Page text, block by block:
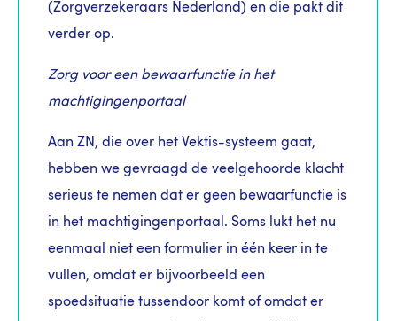
(Zorgverzekeraars Nederland) en die pakt dit
verder op.
Zorg voor een bewaarfunctie in het
machtigingenportaal
Aan ZN, die over het Vektis-systeem gaat,
hebben we gevraagd de veelgehoorde klacht
serieus te nemen dat er geen bewaarfunctie is
in het machtigingenportaal. Soms lukt het nu
eenmaal niet een formulier in één keer in te
vullen, omdat er bijvoorbeeld een
spoedsituatie tussendoor komt of omdat er